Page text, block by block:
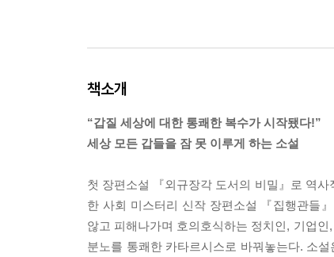
책소개
“갑질 세상에 대한 통쾌한 복수가 시작됐다!”
세상 모든 갑들을 잠 못 이루게 하는 소설
첫 장편소설 『외규장각 도서의 비밀』로 역
한 사회 미스터리 신작 장편소설 『집행관들
않고 피해나가며 호의호식하는 정치인, 기업
분노를 통쾌한 카타르시스로 바꿔놓는다. 소